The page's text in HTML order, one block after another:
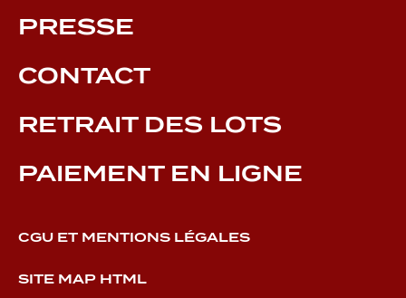
PRESSE
CONTACT
RETRAIT DES LOTS
PAIEMENT EN LIGNE
CGU ET MENTIONS LÉGALES
SITE MAP HTML